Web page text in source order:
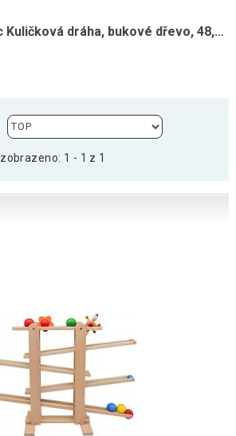
Infantastic Kuličková dráha, bukové dřevo, 48,5 x 30 x 70 cm
zobrazeno: 1 - 1 z 1